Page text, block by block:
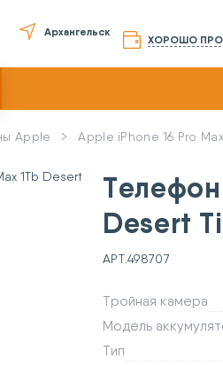
Архангельск
ХОРОШО
Apple Apple iPhone 16 Pro Max
Desert
АРТ.498707
Тройная камера
Модель
Тип